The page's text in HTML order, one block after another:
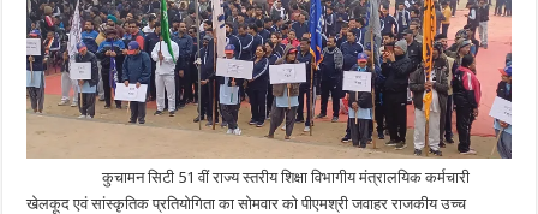
कुचामन सिटी 51 वीं राज्य स्तरीय शिक्षा विभागीय मंत्रालयिक कर्मचारी
खेलकूद एवं सांस्कृतिक प्रतियोगिता का सोमवार को पीएमश्री जवाहर राजकीय उच्च